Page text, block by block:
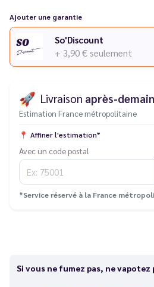
Ajouter une garantie
So'Discount
+ 3,90 € seulement
🚀 Livraison après-demain
Estimation France métropolitaine
📍 Affiner l'estimation*
Avec un code postal
*Service réservé à la France
Si vous ne fumez pas, ne vapotez